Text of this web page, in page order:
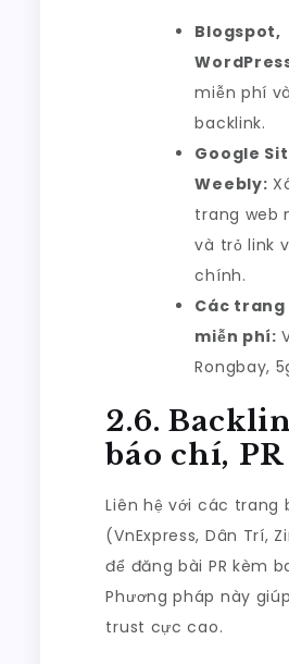
Blogspot,
miễn phí
backlink.
Google
Weebly:
trang web
và trỏ link
chính.
Các
miễn phí:
Rongbay,
2.6.
báo chí, PR
Liên hệ với các trang
(VnExpress, Dân Trí,
để đăng bài PR kèm
Phương pháp này
trust cực cao.